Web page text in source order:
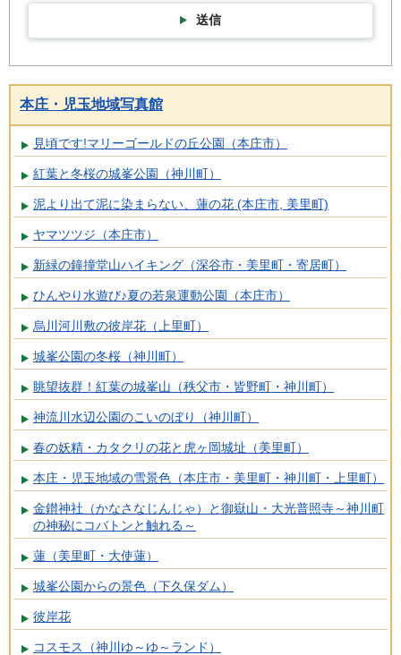
送信
本庄・児玉地域写真館
見頃です!マリーゴールドの丘公園（本庄市）
紅葉と冬桜の城峯公園（神川町）
泥より出て泥に染まらない、蓮の花 (本庄市, 美里町)
ヤマツツジ（本庄市）
新緑の鐘撞堂山ハイキング（深谷市・美里町・寄居町）
ひんやり水遊び♪夏の若泉運動公園（本庄市）
烏川河川敷の彼岸花（上里町）
城峯公園の冬桜（神川町）
眺望抜群！紅葉の城峯山（秩父市・皆野町・神川町）
神流川水辺公園のこいのぼり（神川町）
春の妖精・カタクリの花と虎ヶ岡城址（美里町）
本庄・児玉地域の雪景色（本庄市・美里町・神川町・上里町）
金鑚神社（かなさなじんじゃ）と御嶽山・大光普照寺～神川町
の神秘にコバトンと触れる～
蓮（美里町・大使蓮）
城峯公園からの景色（下久保ダム）
彼岸花
コスモス（神川ゆ～ゆ～ランド）